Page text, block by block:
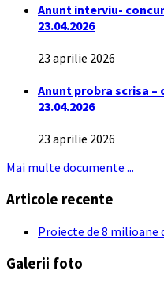
Anunt interviu-
23.04.2026
23 aprilie 2026
Anunt probra scrisa
23.04.2026
23 aprilie 2026
Mai multe documente ...
Articole recente
Proiecte de 8 milioane
Galerii foto